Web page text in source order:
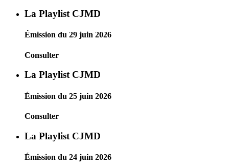
La Playlist CJMD
Émission du 29 juin 2026
Consulter
La Playlist CJMD
Émission du 25 juin 2026
Consulter
La Playlist CJMD
Émission du 24 juin 2026